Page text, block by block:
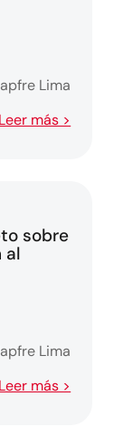
Lima
Leer más >
sobre
al
Lima
Leer más >